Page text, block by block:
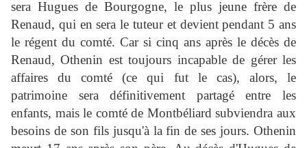
sera Hugues de Bourgogne, le plus jeune frère de
Renaud, qui en sera le tuteur et devient pendant 5 ans
le régent du comté. Car si cinq ans après le décès de
Renaud, Othenin est toujours incapable de gérer les
affaires du comté (ce qui fut le cas), alors, le
patrimoine sera définitivement partagé entre les
enfants, mais le comté de Montbéliard subviendra aux
besoins de son fils jusqu'à la fin de ses jours. Othenin